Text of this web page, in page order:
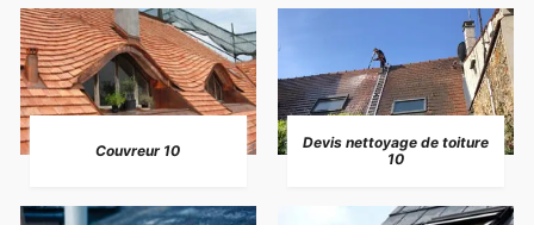
Couvreur 10
Devis nettoyage de toiture
10